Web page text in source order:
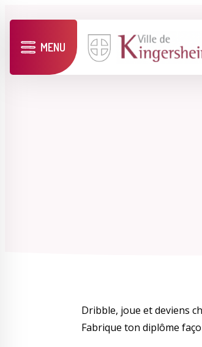
MENU
Dribble, joue et deviens
Fabrique ton diplôme